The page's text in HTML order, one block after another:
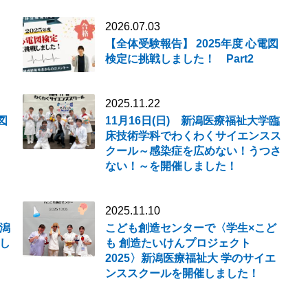
2026.07.03
【全体受験報告】 2025年度 心電図
検定に挑戦しました！ Part2
2025.11.22
11月16日(日) 新潟医療福祉大学臨
床技術学科でわくわくサイエンスス
クール～感染症を広めない！うつさ
ない！～を開催しました！
2025.11.10
こども創造センターで〈学生×こど
も 創造たいけんプロジェクト
2025〉新潟医療福祉大 学のサイエ
ンススクールを開催しました！